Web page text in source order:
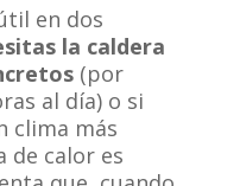
en dos
la caldera
(por
al día) o si
clima más
de calor es